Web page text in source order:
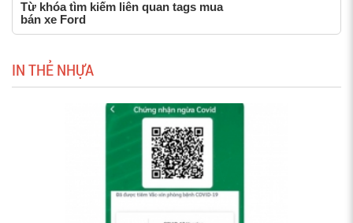
Từ khóa tìm kiếm liên quan tags mua
bán xe Ford
IN THẺ NHỰA